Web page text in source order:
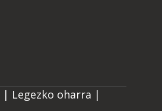
| Legezko oharra |